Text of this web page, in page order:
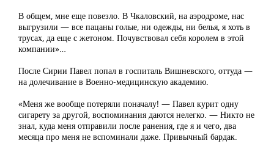
В общем, мне еще повезло. В Чкаловский, на аэродроме, нас
выгрузили — все пацаны голые, ни одежды, ни белья, я хоть в
трусах, да еще с жетоном. Почувствовал себя королем в этой
компании»…
После Сирии Павел попал в госпиталь Вишневского, оттуда —
на долечивание в Военно-медицинскую академию.
«Меня же вообще потеряли поначалу! — Павел курит одну
сигарету за другой, воспоминания даются нелегко. — Никто не
знал, куда меня отправили после ранения, где я и чего, два
месяца про меня не вспоминали даже. Привычный бардак.